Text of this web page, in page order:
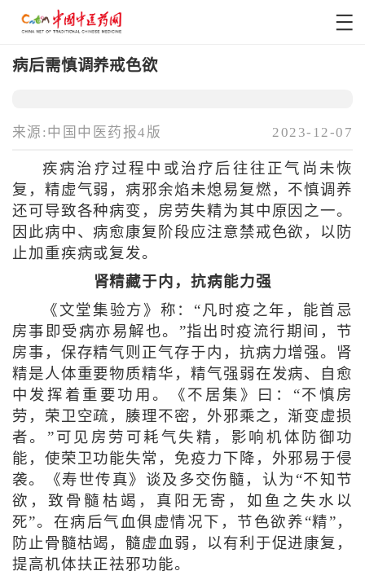
病后需慎调养戒色欲
来源:中国中医药报4版 2023-12-07
疾病治疗过程中或治疗后往往正气尚未恢
复，精虚气弱，病邪余焰未熄易复燃，不慎调养
还可导致各种病变，房劳失精为其中原因之一。
因此病中、病愈康复阶段应注意禁戒色欲，以防
止加重疾病或复发。
肾精藏于内，抗病能力强
《文堂集验方》称：“凡时疫之年，能首忌
房事即受病亦易解也。”指出时疫流行期间，节
房事，保存精气则正气存于内，抗病力增强。肾
精是人体重要物质精华，精气强弱在发病、自愈
中发挥着重要功用。《不居集》曰：“不慎房
劳，荣卫空疏，腠理不密，外邪乘之，渐变虚损
者。”可见房劳可耗气失精，影响机体防御功
能，使荣卫功能失常，免疫力下降，外邪易于侵
袭。《寿世传真》谈及多交伤髓，认为“不知节
欲，致骨髓枯竭，真阳无寄，如鱼之失水以
死”。在病后气血俱虚情况下，节色欲养“精”，
防止骨髓枯竭，髓虚血弱，以有利于促进康复，
提高机体扶正祛邪功能。